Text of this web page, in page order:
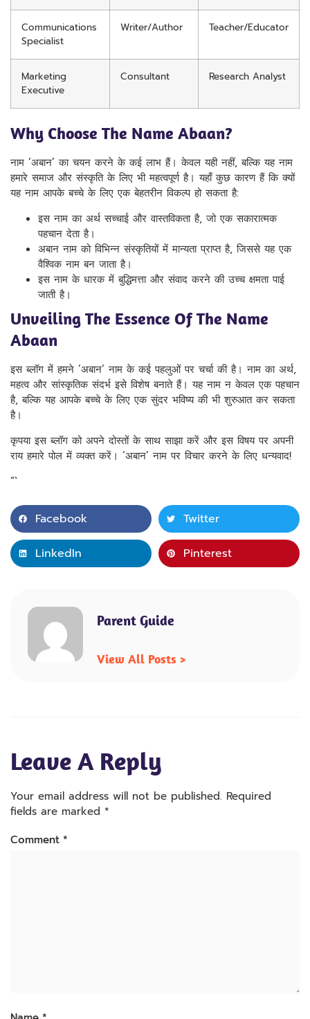
Communications
Specialist
Writer/Author Teacher/Educator
Marketing
Executive
Consultant Research Analyst
Why Choose The Name Abaan?
नाम ‘अबान’ का चयन करने के कई लाभ हैं। केवल यही नहीं, बल्कि यह नाम
हमारे समाज और संस्कृति के लिए भी महत्वपूर्ण है। यहाँ कुछ कारण हैं कि क्यों
यह नाम आपके बच्चे के लिए एक बेहतरीन विकल्प हो सकता है:
इस नाम का अर्थ सच्चाई और वास्तविकता है, जो एक सकारात्मक
पहचान देता है।
अबान नाम को विभिन्न संस्कृतियों में मान्यता प्राप्त है, जिससे यह एक
वैश्विक नाम बन जाता है।
इस नाम के धारक में बुद्धिमत्ता और संवाद करने की उच्च क्षमता पाई
जाती है।
Unveiling The Essence Of The Name
Abaan
इस ब्लॉग में हमने ‘अबान’ नाम के कई पहलुओं पर चर्चा की है। नाम का अर्थ,
महत्व और सांस्कृतिक संदर्भ इसे विशेष बनाते हैं। यह नाम न केवल एक पहचान
है, बल्कि यह आपके बच्चे के लिए एक सुंदर भविष्य की भी शुरुआत कर सकता
है।
कृपया इस ब्लॉग को अपने दोस्तों के साथ साझा करें और इस विषय पर अपनी
राय हमारे पोल में व्यक्त करें। ‘अबान’ नाम पर विचार करने के लिए धन्यवाद!
“`
Facebook Twitter
LinkedIn Pinterest
Parent Guide
View All Posts >
Leave A Reply
Your email address will not be published. Required
fields are marked *
Comment *